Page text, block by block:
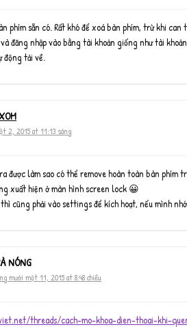
phím sẵn có. Rất khó để xoá bàn phím, trừ khi
đăng nhập vào bằng tài khoản giống như tài
động tải về.
2, 2015 at 11:13 sáng
được làm sao có thể remove hoàn toàn bàn phím
xuất hiện ở màn hình screen lock 😀
cũng phải vào settings để kích hoạt, nếu mình
NÓNG
mười một 11, 2015 at 8:48 chiều
threads/cach-mo-khoa-dien-thoai-khi-